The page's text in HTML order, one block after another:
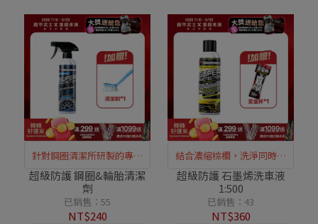
針對鋼圈清潔所研製的專用
清潔劑
超級防護 鋼圈&輪胎清潔
劑
已銷售：55
NT$240
結合濃縮棕櫚，洗淨同時強
化鍍膜保護
超級防護 石墨烯洗車液
1:500
已銷售：43
NT$360